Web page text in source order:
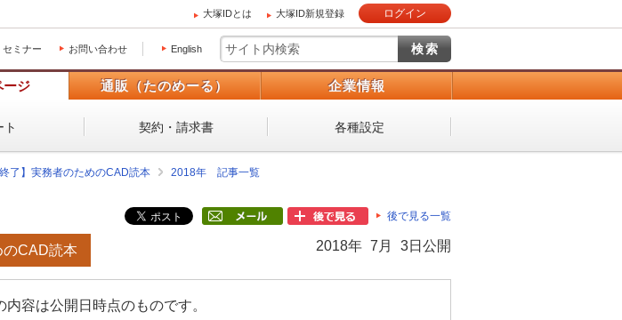
大塚IDとは 大塚ID新規登録 ログイン
セミナー お問い合わせ English
ージ 通販（たのめーる） 企業情報
ト 契約・請求書 各種設定
終了】実務者のためのCAD読本
2018年 記事一覧
後で見る一覧
2018年 7月 3日公開
のCAD読本
内容は公開日時点のものです。